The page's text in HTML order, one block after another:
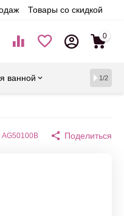
Товары со скидкой
0
ванной 1/2
AG50100B Поделиться